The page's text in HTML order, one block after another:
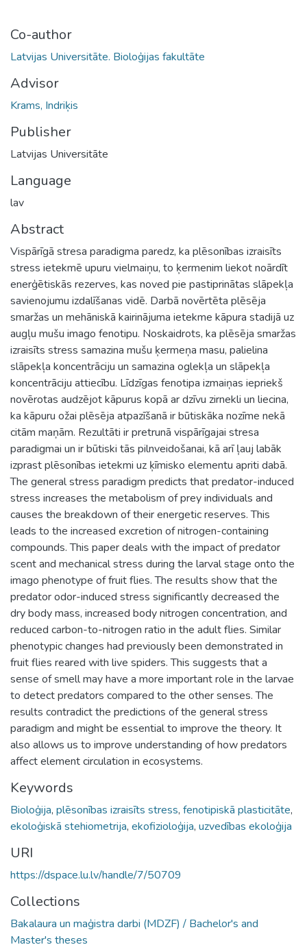
Co-author
Latvijas Universitāte. Bioloģijas fakultāte
Advisor
Krams, Indriķis
Publisher
Latvijas Universitāte
Language
lav
Abstract
Vispārīgā stresa paradigma paredz, ka plēsonības izraisīts
stress ietekmē upuru vielmaiņu, to ķermenim liekot noārdīt
enerģētiskās rezerves, kas noved pie pastiprinātas slāpekļa
savienojumu izdalīšanas vidē. Darbā novērtēta plēsēja
smaržas un mehāniskā kairinājuma ietekme kāpura stadijā uz
augļu mušu imago fenotipu. Noskaidrots, ka plēsēja smaržas
izraisīts stress samazina mušu ķermeņa masu, palielina
slāpekļa koncentrāciju un samazina oglekļa un slāpekļa
koncentrāciju attiecību. Līdzīgas fenotipa izmaiņas iepriekš
novērotas audzējot kāpurus kopā ar dzīvu zirnekli un liecina,
ka kāpuru ožai plēsēja atpazīšanā ir būtiskāka nozīme nekā
citām maņām. Rezultāti ir pretrunā vispārīgajai stresa
paradigmai un ir būtiski tās pilnveidošanai, kā arī ļauj labāk
izprast plēsonības ietekmi uz ķīmisko elementu apriti dabā.
The general stress paradigm predicts that predator-induced
stress increases the metabolism of prey individuals and
causes the breakdown of their energetic reserves. This
leads to the increased excretion of nitrogen-containing
compounds. This paper deals with the impact of predator
scent and mechanical stress during the larval stage onto the
imago phenotype of fruit flies. The results show that the
predator odor-induced stress significantly decreased the
dry body mass, increased body nitrogen concentration, and
reduced carbon-to-nitrogen ratio in the adult flies. Similar
phenotypic changes had previously been demonstrated in
fruit flies reared with live spiders. This suggests that a
sense of smell may have a more important role in the larvae
to detect predators compared to the other senses. The
results contradict the predictions of the general stress
paradigm and might be essential to improve the theory. It
also allows us to improve understanding of how predators
affect element circulation in ecosystems.
Keywords
Bioloģija, plēsonības izraisīts stress, fenotipiskā plasticitāte,
ekoloģiskā stehiometrija, ekofizioloģija, uzvedības ekoloģija
URI
https://dspace.lu.lv/handle/7/50709
Collections
Bakalaura un maģistra darbi (MDZF) / Bachelor's and
Master's theses